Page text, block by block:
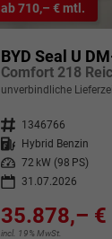
ab 710,– € mtl.
BYD Seal U
Comfort 218
unverbindliche
Fahrzeugnr. 1346766
Kraftstoff
Hybrid Benzin
Leistung
72 kW (98 PS)
31.07.2026
35.878,– €
incl. 19% MwSt.